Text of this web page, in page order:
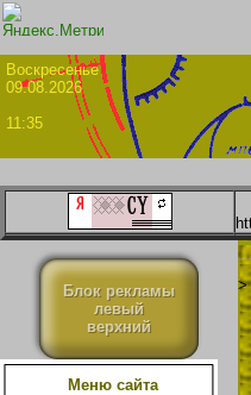
09.08.2026
11:35
Блок рекламы
левый
верхний
Меню сайта
>